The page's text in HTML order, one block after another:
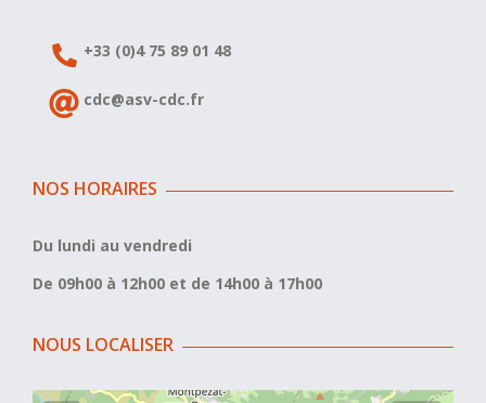
+33 (0)4 75 89 01 48
cdc@asv-cdc.fr
NOS HORAIRES
Du lundi au vendredi
De 09h00 à 12h00 et de 14h00 à 17h00
NOUS LOCALISER